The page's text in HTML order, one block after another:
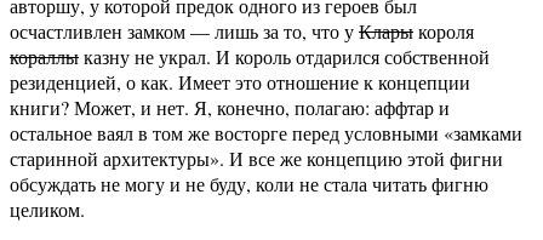
авторшу, у которой предок одного из героев был
осчастливлен замком — лишь за то, что уКларыкороля
кораллыказну не украл. И король отдарился собственной
резиденцией, о как. Имеет это отношение к концепции
книги? Может, и нет. Я, конечно, полагаю: аффтар и
остальное ваял в том же восторге перед условными «замками
старинной архитектуры». И все же концепцию этой фигни
обсуждать не могу и не буду, коли не стала читать фигню
целиком.